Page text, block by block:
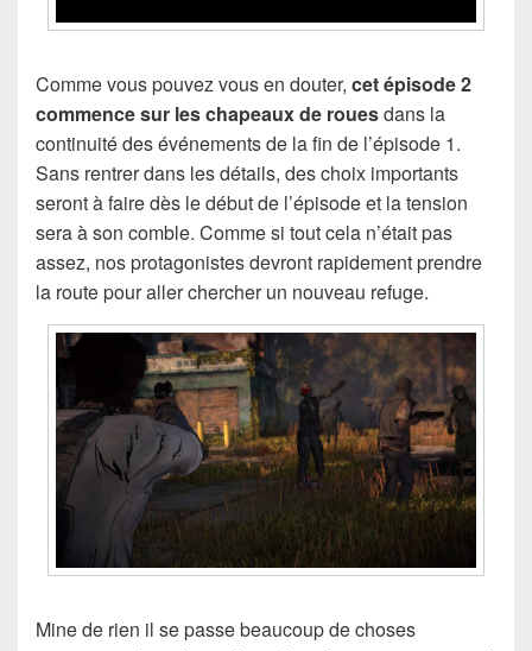
Comme vous pouvez vous en douter, cet épisode 2
commence sur les chapeaux de rouesdans la
continuité des événements de la fin de l’épisode 1.
Sans rentrer dans les détails, des choix importants
seront à faire dès le début de l’épisode et la tension
sera à son comble. Comme si tout cela n’était pas
assez, nos protagonistes devront rapidement prendre
la route pour aller chercher un nouveau refuge.
Mine de rien il se passe beaucoup de choses